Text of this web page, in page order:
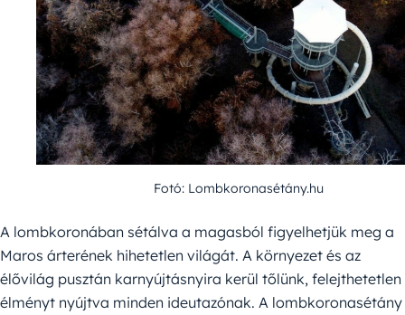
Fotó: Lombkoronasétány.hu
A lombkoronában sétálva a magasból figyelhetjük meg a
Maros árterének hihetetlen világát. A környezet és az
élővilág pusztán karnyújtásnyira kerül tőlünk, felejthetetlen
élményt nyújtva minden ideutazónak. A lombkoronasétány